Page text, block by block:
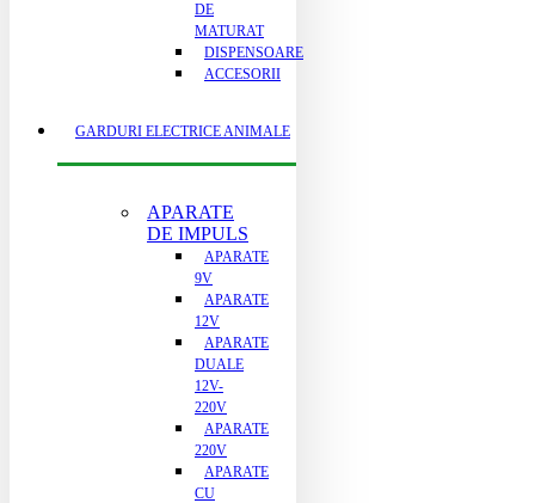
DE
MATURAT
DISPENSOARE
ACCESORII
GARDURI ELECTRICE ANIMALE
APARATE
DE IMPULS
APARATE
9V
APARATE
12V
APARATE
DUALE
12V-
220V
APARATE
220V
APARATE
CU